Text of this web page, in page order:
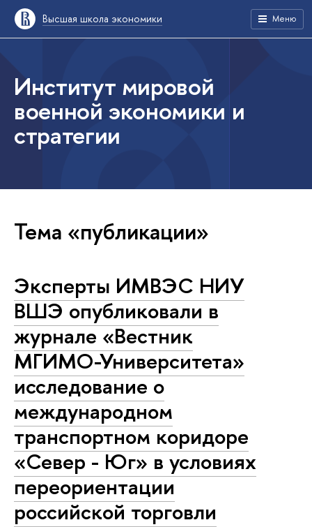
Высшая школа экономики Меню
Институт мировой
военной экономики и
стратегии
Тема «публикации»
Эксперты ИМВЭС НИУ
ВШЭ опубликовали в
журнале «Вестник
МГИМО-Университета»
исследование о
международном
транспортном коридоре
«Север - Юг» в условиях
переориентации
российской торговли